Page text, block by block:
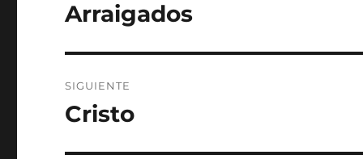
Entrada
Arraigados
SIGUIENTE
Entrada
Cristo